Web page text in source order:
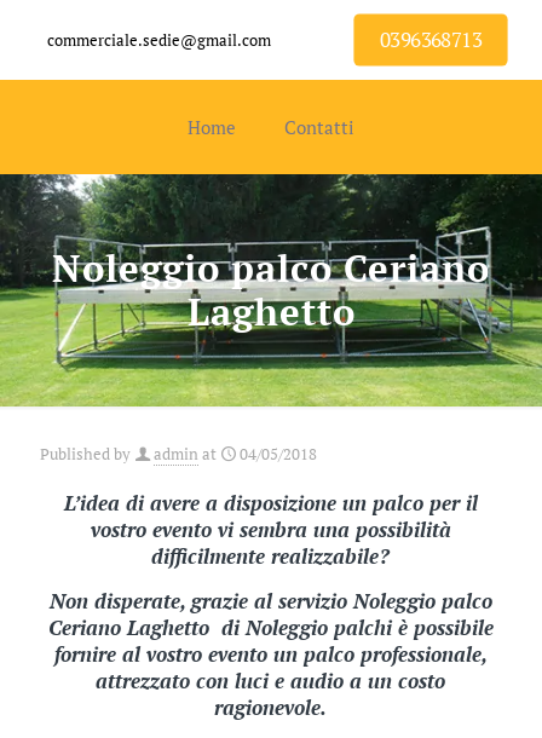
commerciale.sedie@gmail.com 0396368713
Home Contatti
Noleggio palco Ceriano
Laghetto
Published by admin at 04/05/2018
L’idea di avere a disposizione un palco per il
vostro evento vi sembra una possibilità
difficilmente realizzabile?
Non disperate, grazie al servizio Noleggio palco
Ceriano Laghetto diNoleggio palchiè possibile
fornire al vostro evento un palco professionale,
attrezzato con luci e audio a un costo
ragionevole.